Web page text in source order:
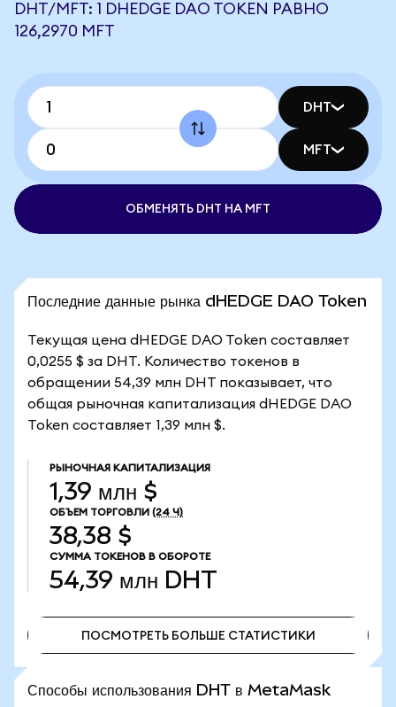
DHT/MFT: 1 DHEDGE DAO TOKEN РАВНО
126,2970 MFT
DHT
MFT
ОБМЕНЯТЬ DHT НА MFT
Последние данные рынка dHEDGE DAO Token
Текущая цена dHEDGE DAO Token составляет
0,0255 $ за DHT. Количество токенов в
обращении 54,39 млн DHT показывает, что
общая рыночная капитализация dHEDGE DAO
Token составляет 1,39 млн $.
РЫНОЧНАЯ КАПИТАЛИЗАЦИЯ
1,39 млн $
ОБЪЕМ ТОРГОВЛИ (24 Ч)
38,38 $
СУММА ТОКЕНОВ В ОБОРОТЕ
54,39 млн DHT
ПОСМОТРЕТЬ БОЛЬШЕ СТАТИСТИКИ
Способы использования DHT в MetaMask